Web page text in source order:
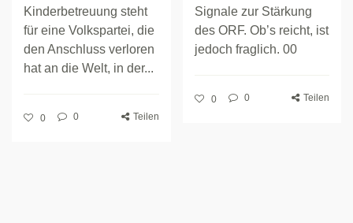
Kinderbetreuung steht
für eine Volkspartei, die
den Anschluss verloren
hat an die Welt, in der...
0 0 Teilen
Signale zur Stärkung
des ORF. Ob’s reicht, ist
jedoch fraglich. 00
0 0 Teilen